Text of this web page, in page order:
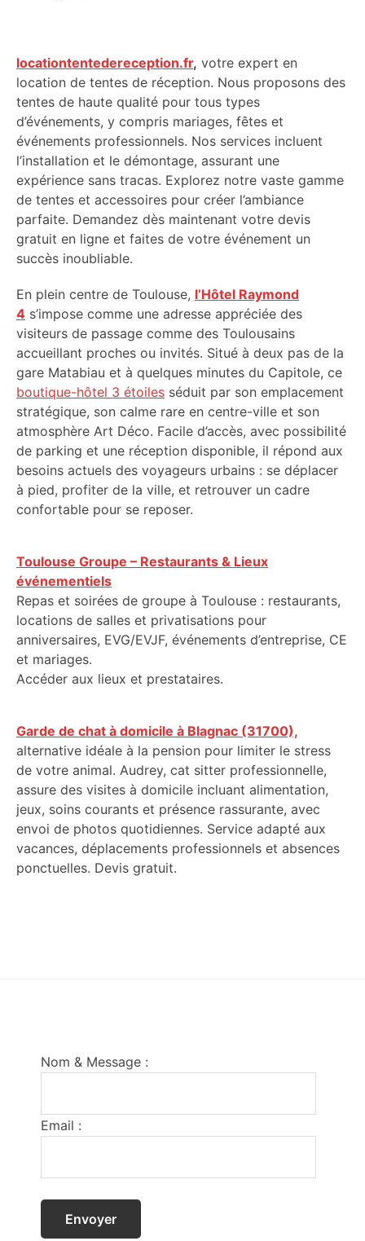
locationtentedereception.fr, votre expert en
location de tentes de réception. Nous proposons des
tentes de haute qualité pour tous types
d’événements, y compris mariages, fêtes et
événements professionnels. Nos services incluent
l’installation et le démontage, assurant une
expérience sans tracas. Explorez notre vaste gamme
de tentes et accessoires pour créer l’ambiance
parfaite. Demandez dès maintenant votre devis
gratuit en ligne et faites de votre événement un
succès inoubliable.
En plein centre de Toulouse, l’Hôtel Raymond
4 s’impose comme une adresse appréciée des
visiteurs de passage comme des Toulousains
accueillant proches ou invités. Situé à deux pas de la
gare Matabiau et à quelques minutes du Capitole, ce
boutique-hôtel 3 étoiles séduit par son emplacement
stratégique, son calme rare en centre-ville et son
atmosphère Art Déco. Facile d’accès, avec possibilité
de parking et une réception disponible, il répond aux
besoins actuels des voyageurs urbains : se déplacer
à pied, profiter de la ville, et retrouver un cadre
confortable pour se reposer.
Toulouse Groupe – Restaurants & Lieux
événementiels
Repas et soirées de groupe à Toulouse : restaurants,
locations de salles et privatisations pour
anniversaires, EVG/EVJF, événements d’entreprise, CE
et mariages.
Accéder aux lieux et prestataires.
Garde de chat à domicile à Blagnac (31700),
alternative idéale à la pension pour limiter le stress
de votre animal. Audrey, cat sitter professionnelle,
assure des visites à domicile incluant alimentation,
jeux, soins courants et présence rassurante, avec
envoi de photos quotidiennes. Service adapté aux
vacances, déplacements professionnels et absences
ponctuelles. Devis gratuit.
Nom & Message :
Email :